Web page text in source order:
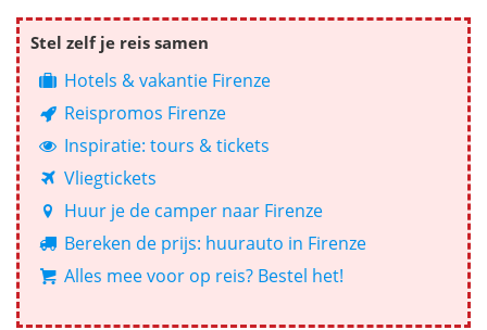
Stel zelf je reis samen
Hotels & vakantie Firenze
Reispromos Firenze
Inspiratie: tours & tickets
Vliegtickets
Huur je de camper naar Firenze
Bereken de prijs: huurauto in Firenze
Alles mee voor op reis? Bestel het!